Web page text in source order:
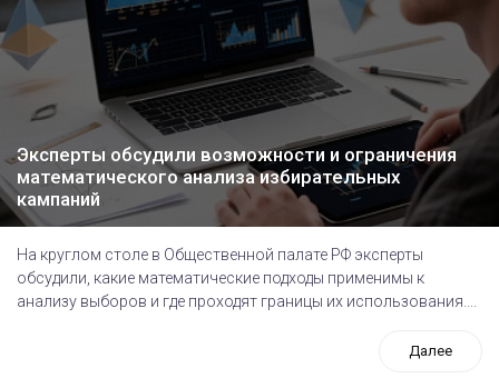
Эксперты обсудили возможности и ограничения
математического анализа избирательных
кампаний
На круглом столе в Общественной палате РФ эксперты
обсудили, какие математические подходы применимы к
анализу выборов и где проходят границы их использования....
Далее